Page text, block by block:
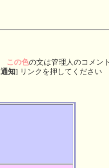
この色の文は管理人のコメン
知] リンクを押してください